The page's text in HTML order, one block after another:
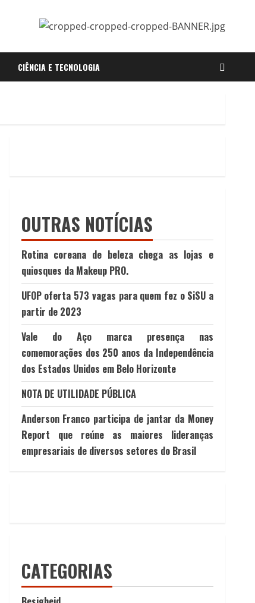
CIÊNCIA E TECNOLOGIA
OUTRAS NOTÍCIAS
Rotina coreana de beleza chega as lojas e
quiosques da Makeup PRO.
UFOP oferta 573 vagas para quem fez o SiSU a
partir de 2023
Vale do Aço marca presença nas
comemorações dos 250 anos da Independência
dos Estados Unidos em Belo Horizonte
NOTA DE UTILIDADE PÚBLICA
Anderson Franco participa de jantar da Money
Report que reúne as maiores lideranças
empresariais de diversos setores do Brasil
CATEGORIAS